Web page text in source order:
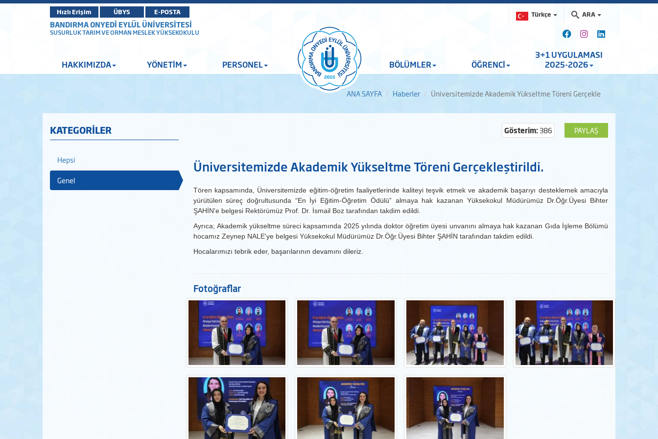
Hızlı Erişim ÜBYS E-POSTA Türkçe ARA
BANDIRMA ONYEDİ EYLÜL ÜNİVERSİTESİ
SUSURLUK TARIM VE ORMAN MESLEK YÜKSEKOKULU
HAKKIMIZDA YÖNETİM PERSONEL BÖLÜMLER ÖĞRENCİ
3+1 UYGULAMASI
2025-2026
ANA SAYFA Haberler Üniversitemizde Akademik Yükseltme Töreni Gerçekle
KATEGORİLER
Hepsi
Genel
PAYLAŞ
Gösterim:386
Üniversitemizde Akademik Yükseltme Töreni Gerçekleştirildi.
Tören kapsamında, Üniversitemizde eğitim-öğretim faaliyetlerinde kaliteyi teşvik etmek ve akademik başarıyı desteklemek amacıyla
yürütülen süreç doğrultusunda “En İyi Eğitim-Öğretim Ödülü” almaya hak kazanan Yüksekokul Müdürümüz Dr.Öğr.Üyesi Bihter
ŞAHİN'e belgesi Rektörümüz Prof. Dr. İsmail Boz tarafından takdim edildi.
Ayrıca; Akademik yükseltme süreci kapsamında 2025 yılında doktor öğretim üyesi unvanını almaya hak kazanan Gıda İşleme Bölümü
hocamız Zeynep NALE'ye belgesi Yüksekokul Müdürümüz Dr.Öğr.Üyesi Bihter ŞAHİN tarafından takdim edildi.
Hocalarımızı tebrik eder, başarılarının devamını dileriz.
Fotoğraflar